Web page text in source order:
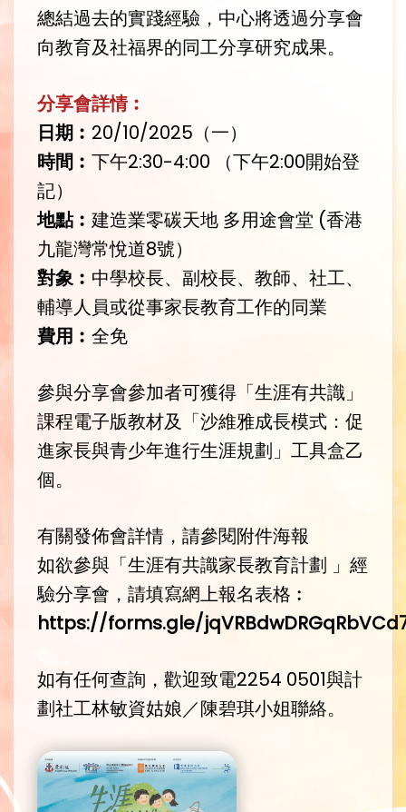
總結過去的實踐經驗，中心將透過分享會
向教育及社福界的同工分享研究成果。
分享會詳情︰
日期︰ 20/10/2025（一）
時間︰ 下午2:30-4:00 （下午2:00開始登
記）
地點︰ 建造業零碳天地 多用途會堂 (香港
九龍灣常悅道8號）
對象︰ 中學校長、副校長、教師、社工、
輔導人員或從事家長教育工作的同業
費用︰ 全免
參與分享會參加者可獲得「生涯有共識」
課程電子版教材及「沙維雅成長模式：促
進家長與青少年進行生涯規劃」工具盒乙
個。
有關發佈會詳情，請參閱附件海報
如欲參與「生涯有共識家長教育計劃 」經
驗分享會，請填寫網上報名表格︰
https://forms.gle/
如有任何查詢，歡迎致電2254 0501與計
劃社工林敏資姑娘／陳碧琪小姐聯絡。